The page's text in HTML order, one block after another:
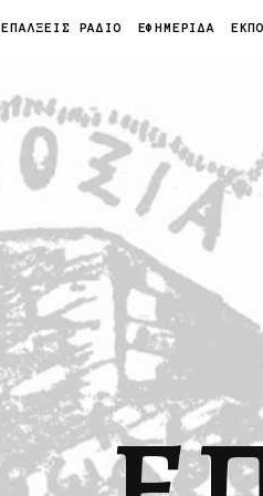
ΕΠΑΛΞΕΙΣ ΡΑΔΙΟ ΕΦΗΜΕΡΙΔΑ